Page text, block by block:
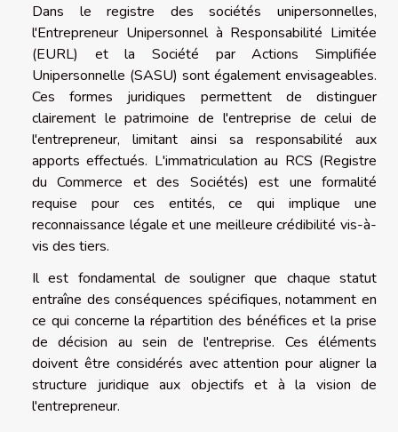
Dans le registre des sociétés unipersonnelles,
l'Entrepreneur Unipersonnel à Responsabilité Limitée
(EURL) et la Société par Actions Simplifiée
Unipersonnelle (SASU) sont également envisageables.
Ces formes juridiques permettent de distinguer
clairement le patrimoine de l'entreprise de celui de
l'entrepreneur, limitant ainsi sa responsabilité aux
apports effectués. L'immatriculation au RCS (Registre
du Commerce et des Sociétés) est une formalité
requise pour ces entités, ce qui implique une
reconnaissance légale et une meilleure crédibilité vis-à-
vis des tiers.
Il est fondamental de souligner que chaque statut
entraîne des conséquences spécifiques, notamment en
ce qui concerne la répartition des bénéfices et la prise
de décision au sein de l'entreprise. Ces éléments
doivent être considérés avec attention pour aligner la
structure juridique aux objectifs et à la vision de
l'entrepreneur.